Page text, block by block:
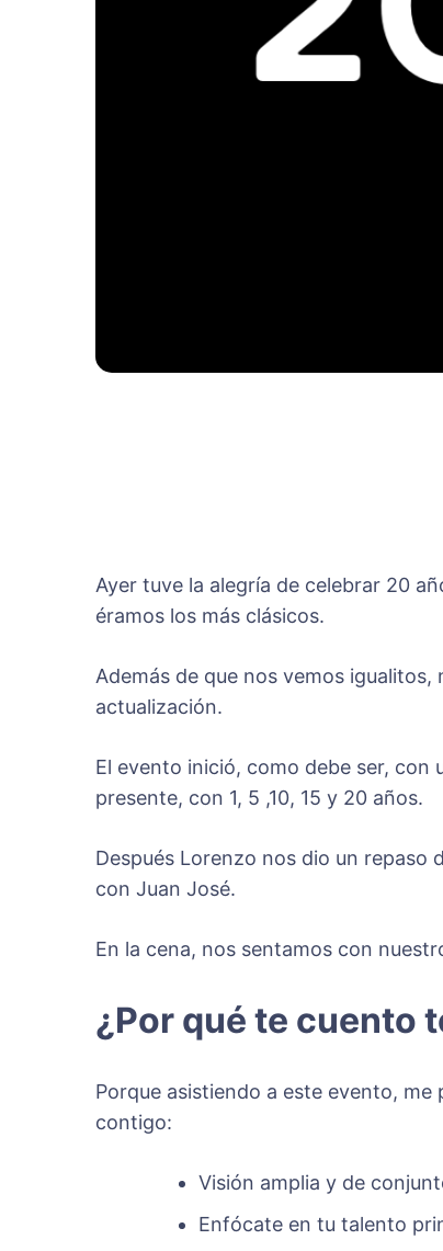
Ayer tuve la alegría de celebrar 20
éramos los más clásicos.
Además de que nos vemos
actualización.
El evento inició, como debe ser, con
presente, con 1, 5 ,10, 15 y 20 años.
Después Lorenzo nos dio un repaso
con Juan José.
En la cena, nos sentamos con
¿Por qué te cuento
Porque asistiendo a este evento,
contigo:
Visión amplia y de
Enfócate en tu talento